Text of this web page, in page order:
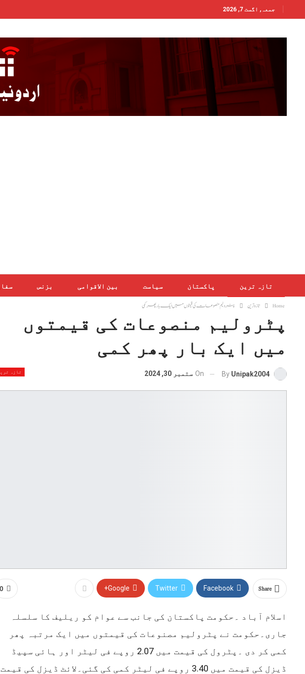
جمعہ, اگست 7, 2026
تازہ ترین پاکستان سیاست بین الاقوامی بزنس
Home تازہ ترین پٹرولیم منصوعات کی قیمتوں میں ایک بار پھر کمی
پٹرولیم منصوعات کی قیمتوں
میں ایک بار پھر کمی
تازہ By Unipak2004
On ستمبر 30, 2024
0 Share
Facebook
Twitter
Google+
اسلام آباد ۔حکومت پاکستان کی جانب سے عوام کو ریلیف کا سلسلہ
جاری۔حکومت نے پٹرولیم مصنوعات کی قیمتوں میں ایک مرتبہ پھر
کمی کر دی ۔پٹرول کی قیمت میں 2.07 روپے فی لیٹر اور ہائی سپیڈ
ڈیزل کی قیمت میں 3.40 روپے فی لیٹر کمی کی گئی۔لائٹ ڈیزل کی قیمت